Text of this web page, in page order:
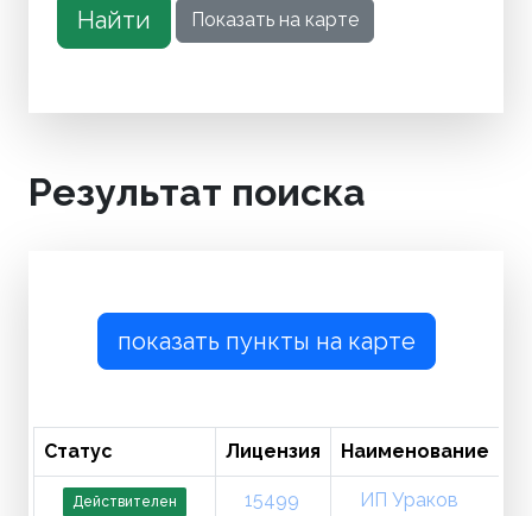
Результат поиска
показать пункты на карте
Статус Лицензия Наименование
Действителен 15499
ИП Ураков